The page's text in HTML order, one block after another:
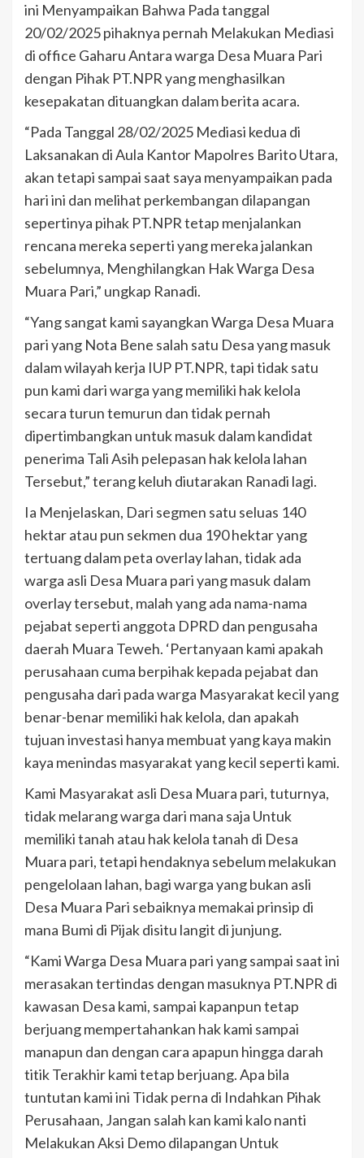
ini Menyampaikan Bahwa Pada tanggal
20/02/2025 pihaknya pernah Melakukan Mediasi
di office Gaharu Antara warga Desa Muara Pari
dengan Pihak PT.NPR yang menghasilkan
kesepakatan dituangkan dalam berita acara.
“Pada Tanggal 28/02/2025 Mediasi kedua di
Laksanakan di Aula Kantor Mapolres Barito Utara,
akan tetapi sampai saat saya menyampaikan pada
hari ini dan melihat perkembangan dilapangan
sepertinya pihak PT.NPR tetap menjalankan
rencana mereka seperti yang mereka jalankan
sebelumnya, Menghilangkan Hak Warga Desa
Muara Pari,” ungkap Ranadi.
“Yang sangat kami sayangkan Warga Desa Muara
pari yang Nota Bene salah satu Desa yang masuk
dalam wilayah kerja IUP PT.NPR, tapi tidak satu
pun kami dari warga yang memiliki hak kelola
secara turun temurun dan tidak pernah
dipertimbangkan untuk masuk dalam kandidat
penerima Tali Asih pelepasan hak kelola lahan
Tersebut,” terang keluh diutarakan Ranadi lagi.
Ia Menjelaskan, Dari segmen satu seluas 140
hektar atau pun sekmen dua 190 hektar yang
tertuang dalam peta overlay lahan, tidak ada
warga asli Desa Muara pari yang masuk dalam
overlay tersebut, malah yang ada nama-nama
pejabat seperti anggota DPRD dan pengusaha
daerah Muara Teweh. ‘Pertanyaan kami apakah
perusahaan cuma berpihak kepada pejabat dan
pengusaha dari pada warga Masyarakat kecil yang
benar-benar memiliki hak kelola, dan apakah
tujuan investasi hanya membuat yang kaya makin
kaya menindas masyarakat yang kecil seperti kami.
Kami Masyarakat asli Desa Muara pari, tuturnya,
tidak melarang warga dari mana saja Untuk
memiliki tanah atau hak kelola tanah di Desa
Muara pari, tetapi hendaknya sebelum melakukan
pengelolaan lahan, bagi warga yang bukan asli
Desa Muara Pari sebaiknya memakai prinsip di
mana Bumi di Pijak disitu langit di junjung.
“Kami Warga Desa Muara pari yang sampai saat ini
merasakan tertindas dengan masuknya PT.NPR di
kawasan Desa kami, sampai kapanpun tetap
berjuang mempertahankan hak kami sampai
manapun dan dengan cara apapun hingga darah
titik Terakhir kami tetap berjuang. Apa bila
tuntutan kami ini Tidak perna di Indahkan Pihak
Perusahaan, Jangan salah kan kami kalo nanti
Melakukan Aksi Demo dilapangan Untuk